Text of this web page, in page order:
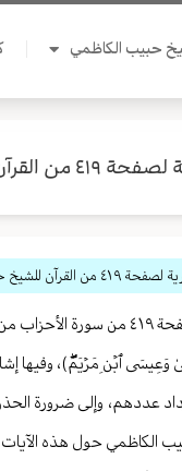
حبيب الكاظمي
حبيب الكاظمي
للشيخ حبيب الكاظمي
ٱبۡنِ مَرۡيَمَۖ)، وفيها
عددهم، وإلى ضرورة
الكاظمي حول هذه الآيات